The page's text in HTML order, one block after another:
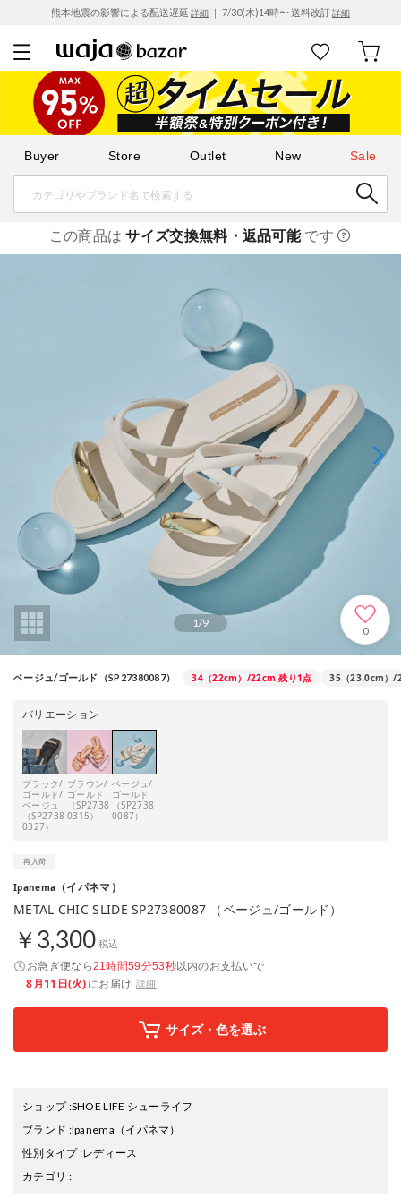
熊本地震の影響による配送遅延 詳細 ｜ 7/30(木)14時〜 送料改訂詳細
Buyer Store Outlet New Sale
この商品はサイズ交換無料・返品可能です
1/9
0
ベージュ/ゴールド（SP27380087） 34（22cm）/22cm 残り1点 35（23.0cm）/
バリエーション
ブラック/
ゴールド/
ベージュ
（SP2738
0327）
ブラウン/
ゴールド
（SP2738
0315）
ベージュ/
ゴールド
（SP2738
0087）
Ipanema （イパネマ）
METAL CHIC SLIDE SP27380087 （ベージュ/ゴールド）
￥3,300 税込
お急ぎ便なら21時間59分52秒以内のお支払いで
8月11日(火)にお届け 詳細
サイズ・色を選ぶ
ショップ:SHOE LIFE シューライフ
ブランド :Ipanema （イパネマ）
性別タイプ:レディース
カテゴリ :